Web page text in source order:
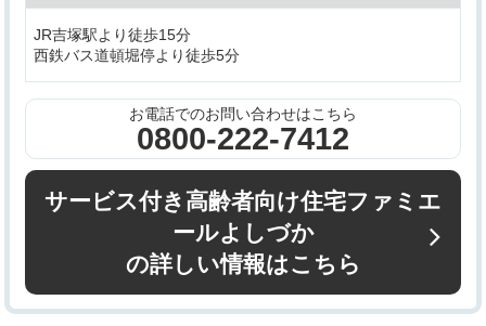
JR吉塚駅より徒歩15分
西鉄バス道頓堀停より徒歩5分
お電話でのお問い合わせはこちら
0800-222-7412
サービス付き高齢者向け住宅ファミエ
ールよしづか
の詳しい情報はこちら